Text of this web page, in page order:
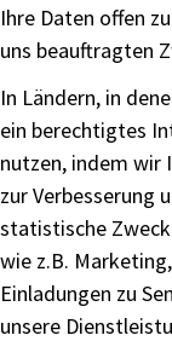
Ihre Daten offen
uns beauftragten
In Ländern, in
ein berechtigtes
nutzen, indem wir
zur Verbesserung
statistische
wie z.B.
Einladungen zu
unsere